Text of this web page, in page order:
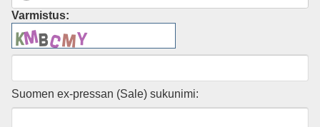
Varmistus:
Suomen ex-pressan (Sale) sukunimi: